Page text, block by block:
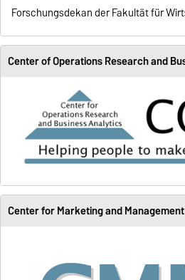
Forschungsdekan der Fakultät für
Center of Operations Research and
Center for Marketing and Management